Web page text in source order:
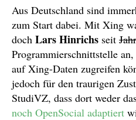
Aus Deutschland sind
zum Start dabei. Mit Xing
doch Lars Hinrichs seit
Programmierschnittstelle
auf Xing-Daten zugreifen
jedoch für den traurigen
StudiVZ, dass dort weder
noch OpenSocial adaptiert